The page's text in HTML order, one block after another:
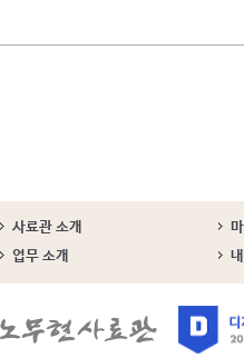
사료관 소개
업무 소개